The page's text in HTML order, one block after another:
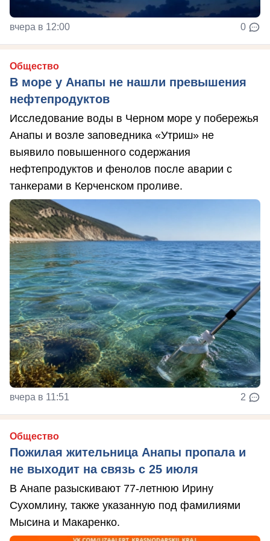
вчера в 12:00 0
Общество
В море у Анапы не нашли превышения
нефтепродуктов
Исследование воды в Черном море у побережья
Анапы и возле заповедника «Утриш» не
выявило повышенного содержания
нефтепродуктов и фенолов после аварии с
танкерами в Керченском проливе.
вчера в 11:51 2
Общество
Пожилая жительница Анапы пропала и
не выходит на связь с 25 июля
В Анапе разыскивают 77-летнюю Ирину
Сухомлину, также указанную под фамилиями
Мысина и Макаренко.